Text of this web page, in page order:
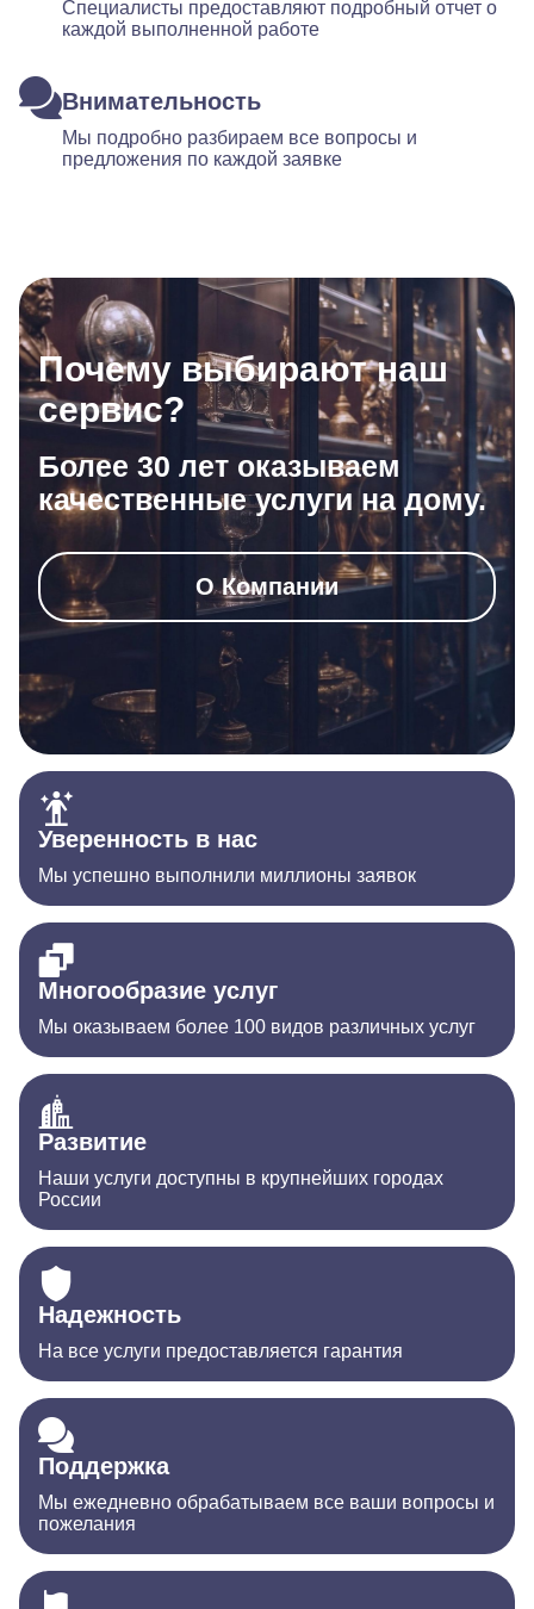
Специалисты предоставляют подробный отчет о
каждой выполненной работе
Внимательность
Мы подробно разбираем все вопросы и
предложения по каждой заявке
Почему выбирают наш
сервис?
Более 30 лет оказываем
качественные услуги на дому.
О Компании
Уверенность в нас
Мы успешно выполнили миллионы заявок
Многообразие услуг
Мы оказываем более 100 видов различных услуг
Развитие
Наши услуги доступны в крупнейших городах
России
Надежность
На все услуги предоставляется гарантия
Поддержка
Мы ежедневно обрабатываем все ваши вопросы и
пожелания